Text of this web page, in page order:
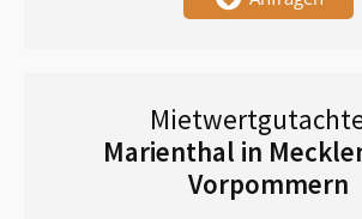
Marienthal in
Vorpommern